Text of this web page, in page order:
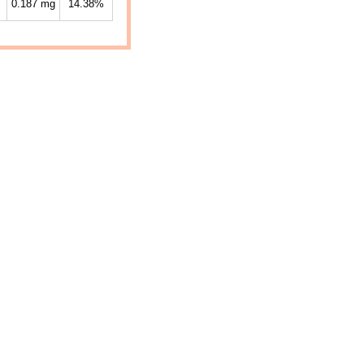
0.187mg 14.38%